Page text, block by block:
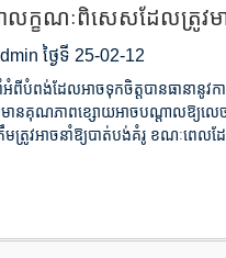
ា​លក្ខណៈ​ពិសេស​ដែល​ត្រូវ​ម
ថ្ងៃទី 25-02-12
អំពីបំពង់ដែលអាចទុកចិត្តបានធានានូវ
មានគុណភាពខ្សោយអាចបណ្តាលឱ្យលេច
រឹមត្រូវអាចនាំឱ្យបាត់បង់គំរូ ខណៈពេល